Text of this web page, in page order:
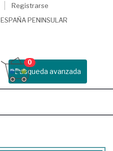
Registrarse
ESPAÑA PENINSULAR
Busqueda avanzada
0